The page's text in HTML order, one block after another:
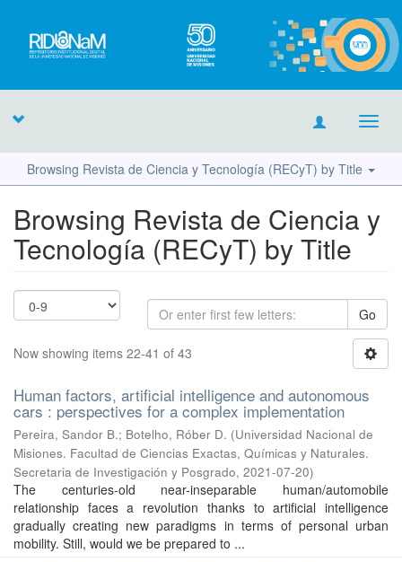
Browsing Revista de Ciencia y Tecnología (RECyT) by Title
Browsing Revista de Ciencia y
Tecnología (RECyT) by Title
Go
Now showing items 22-41 of 43
Human factors, artificial intelligence and autonomous
cars : perspectives for a complex implementation
Pereira, Sandor B.; Botelho, Róber D. (Universidad Nacional de
Misiones. Facultad de Ciencias Exactas, Químicas y Naturales.
Secretaria de Investigación y Posgrado, 2021-07-20)
The centuries-old near-inseparable human/automobile
relationship faces a revolution thanks to artificial intelligence
gradually creating new paradigms in terms of personal urban
mobility. Still, would we be prepared to ...